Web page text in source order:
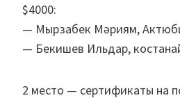
$4000:
— Мырзабек Мәриям,
— Бекишев Ильдар,
2 место — сертификаты на